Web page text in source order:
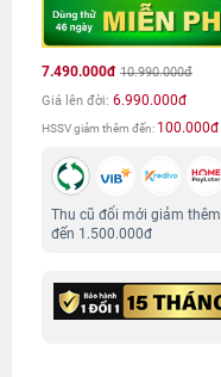
7.490.000đ 10.990.000đ
Giá lên đời: 6.990.000đ
HSSV giảm thêm đến: 100.000đ
Thu cũ đổi mới giảm thêm
đến 1.500.000đ